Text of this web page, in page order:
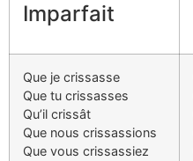
Imparfait
Que je crissasse
Que tu crissasses
Qu’il crissât
Que nous crissassions
Que vous crissassiez